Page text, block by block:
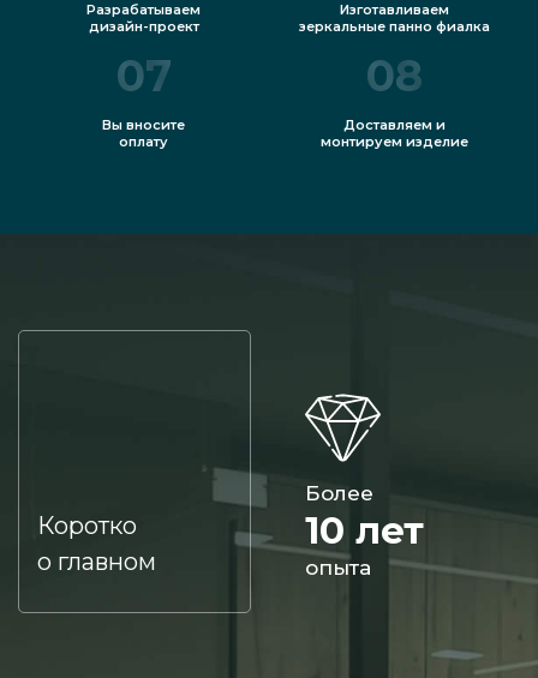
Разрабатываем
дизайн-проект
Изготавливаем
зеркальные панно фиалка
07
Вы вносите
оплату
08
Доставляем и
монтируем изделие
Коротко
о главном
Более
10 лет
опыта